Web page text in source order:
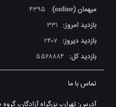
میهمان (online)
:
۴۳۹۵
بازدید امروز: ۳۳۱
بازدید دیروز: ۲۴۰۷
بازدید کل: ۵۵۶۸۸۸۴
تماس با ما